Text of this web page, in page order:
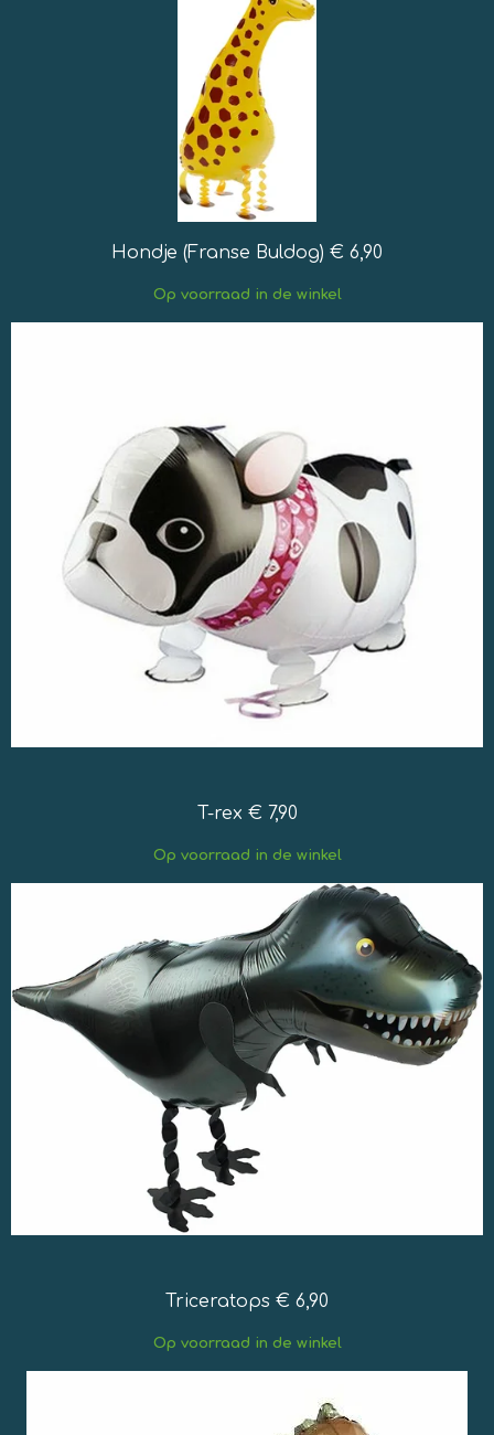
Hondje (Franse Buldog) € 6,90
Op voorraad in de winkel
T-rex € 7,90
Op voorraad in de winkel
Triceratops € 6,90
Op voorraad in de winkel